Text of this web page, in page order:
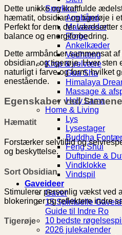
Smykker
Armbånd
Malakæder
Ringe
Ankelkæder
Vedhæng
Krop & velvære
Gua Sha
Himalaya
Massage &
Holy Lama
Home & Living
Lys
Lysestager
Buddha
Feng Shui
Duftpinde &
Vindklokke
Vindspil
Gaveideer
Gaver
15 Spirituelle
Guide til Indre Ro
10 bedste
2026 julekalender
Dette unikke og kraftfulde
hæmatit, obsidian og tigerøje i
Perfekt for dem, der værdsætter
balance og energiforbedring.
Dette armbånd er sammensat
obsidian, og tigerøje. Hver sten
naturligt i farve og form, hvilket
enestående.
Egenskaber ved Stenene
Hæmatit
Forstærker selvtillid og
og beskyttelse.
Sort Obsidian
Stimulerer personlig vækst ved
blokeringer og reflektere indre
Tigerøje